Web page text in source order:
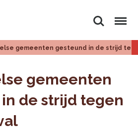
Zoeken Menu
gemeenten gesteund in de strijd
gemeenten
de strijd tegen